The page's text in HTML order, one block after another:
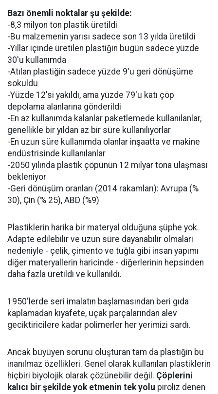
Bazı önemli noktalar şu şekilde:
-8,3 milyon ton plastik üretildi
-Bu malzemenin yarısı sadece son 13 yılda üretildi
-Yıllar içinde üretilen plastiğin bugün sadece yüzde
30'u kullanımda
-Atılan plastiğin sadece yüzde 9'u geri dönüşüme
sokuldu
-Yüzde 12'si yakıldı, ama yüzde 79'u katı çöp
depolama alanlarına gönderildi
-En az kullanımda kalanlar paketlemede kullanılanlar,
genellikle bir yıldan az bir süre kullanılıyorlar
-En uzun süre kullanımda olanlar inşaatta ve makine
endüstrisinde kullanılanlar
-2050 yılında plastik çöpünün 12 milyar tona ulaşması
bekleniyor
-Geri dönüşüm oranları (2014 rakamları): Avrupa (%
30), Çin (% 25), ABD (%9)
Plastiklerin harika bir materyal olduğuna şüphe yok.
Adapte edilebilir ve uzun süre dayanabilir olmaları
nedeniyle - çelik, çimento ve tuğla gibi insan yapımı
diğer materyallerin haricinde - diğerlerinin hepsinden
daha fazla üretildi ve kullanıldı.
1950'lerde seri imalatın başlamasından beri gıda
kaplamadan kıyafete, uçak parçalarından alev
geciktiricilere kadar polimerler her yerimizi sardı.
Ancak büyüyen sorunu oluşturan tam da plastiğin bu
inanılmaz özellikleri. Genel olarak kullanılan plastiklerin
hiçbiri biyolojik olarak çözünebilir değil. Çöplerini
kalıcı bir şekilde yok etmenin tek yolu piroliz denen